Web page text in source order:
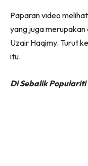
Paparan video
yang juga merupakan
Uzair Haqimy. Turut
itu.
Di Sebalik